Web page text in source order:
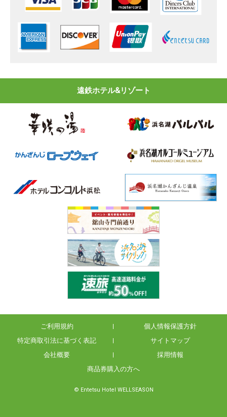
遠鉄ホテル&リゾート
ご利用規約
個人情報保護方針
特定商取引法に基づく表記
サイトマップ
会社概要
採用情報
商品券購入の方へ
© Entetsu Hotel WELLSEASON